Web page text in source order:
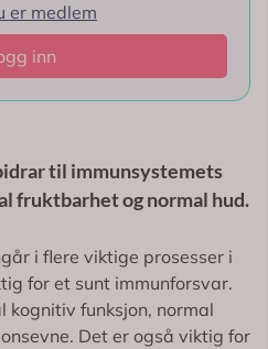
er medlem
inn
til immunsystemets
fruktbarhet og normal hud.
i flere viktige prosesser i
for et sunt immunforsvar.
funksjon, normal
Det er også viktig for